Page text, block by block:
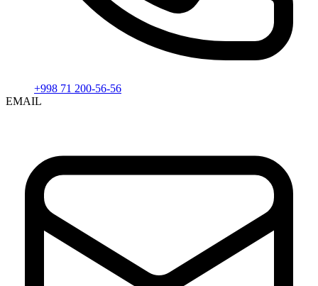
+998 71 200-56-56
EMAIL